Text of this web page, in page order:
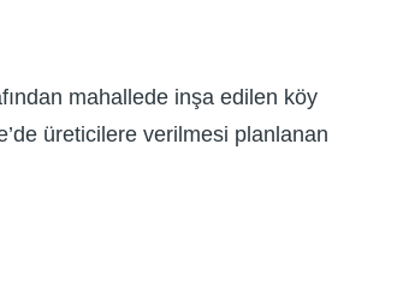
mahallede inşa edilen köy
üreticilere verilmesi planlanan